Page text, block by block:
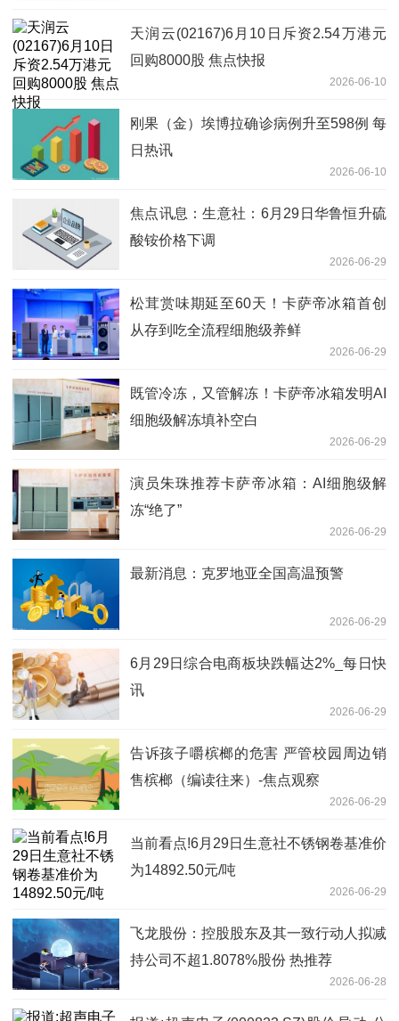
天润云(02167)6月10日斥资2.54万港元
回购8000股 焦点快报
2026-06-10
刚果（金）埃博拉确诊病例升至598例 每
日热讯
2026-06-10
焦点讯息：生意社：6月29日华鲁恒升硫
酸铵价格下调
2026-06-29
松茸赏味期延至60天！卡萨帝冰箱首创
从存到吃全流程细胞级养鲜
2026-06-29
既管冷冻，又管解冻！卡萨帝冰箱发明AI
细胞级解冻填补空白
2026-06-29
演员朱珠推荐卡萨帝冰箱：AI细胞级解
冻“绝了”
2026-06-29
最新消息：克罗地亚全国高温预警
2026-06-29
6月29日综合电商板块跌幅达2%_每日快
讯
2026-06-29
告诉孩子嚼槟榔的危害 严管校园周边销
售槟榔（编读往来）-焦点观察
2026-06-29
当前看点!6月29日生意社不锈钢卷基准价
为14892.50元/吨
2026-06-29
飞龙股份：控股股东及其一致行动人拟减
持公司不超1.8078%股份 热推荐
2026-06-28